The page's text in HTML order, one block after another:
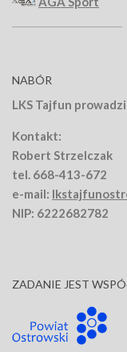
NABÓR
LKS Tajfun
Kontakt:
Robert Strzelczak
tel. 668-413-672
e-mail:
NIP: 6222682782
ZADANIE JEST